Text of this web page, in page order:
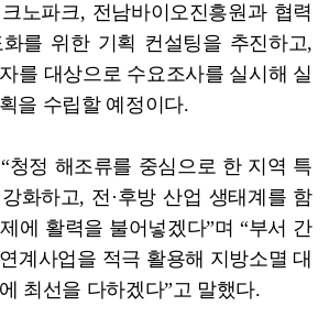
노파크, 전남바이오진흥원과 협력
를 위한 기획 컨설팅을 추진하고,
를 대상으로 수요조사를 실시해 실
을 수립할 예정이다.
청정 해조류를 중심으로 한 지역 특
화하고, 전·후방 산업 생태계를 함
에 활력을 불어넣겠다”며 “부서 간
계사업을 적극 활용해 지방소멸 대
최선을 다하겠다”고 말했다.